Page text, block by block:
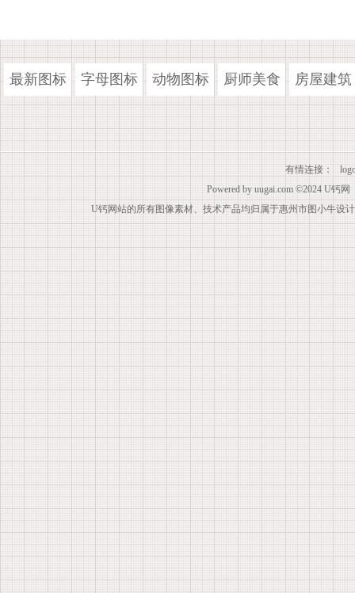
最新图标 字母图标 动物图标 厨师美食 房屋建筑
有情连接：
Powered by uugai.com ©2024 U钙网
U钙网站的所有图像素材、技术产品均归属于惠州市图小牛设